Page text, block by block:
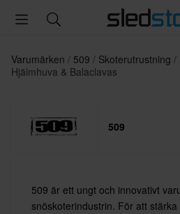
Varumärken 509 Skoterutrustning
Hjälmhuva & Balaclavas
509
509 är ett ungt och innovativt
snöskoterindustrin. För att